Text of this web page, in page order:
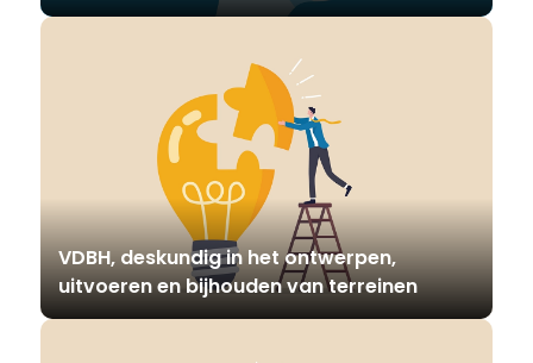
VDBH, deskundig in het ontwerpen,
uitvoeren en bijhouden van terreinen